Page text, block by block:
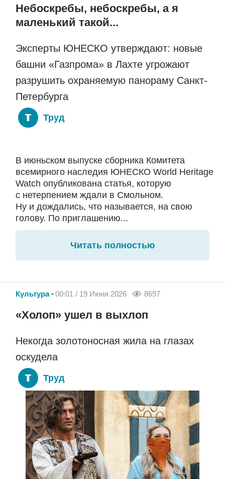
Небоскребы, небоскребы, а я
маленький такой...
Эксперты ЮНЕСКО утверждают: новые
башни «Газпрома» в Лахте угрожают
разрушить охраняемую панораму Санкт-
Петербурга
Труд
В июньском выпуске сборника Комитета
всемирного наследия ЮНЕСКО World Heritage
Watch опубликована статья, которую
с нетерпением ждали в Смольном.
Ну и дождались, что называется, на свою
голову. По приглашению...
Читать полностью
Культура 00:01 / 19 Июня 2026 8697
«Холоп» ушел в выхлоп
Некогда золотоносная жила на глазах
оскудела
Труд